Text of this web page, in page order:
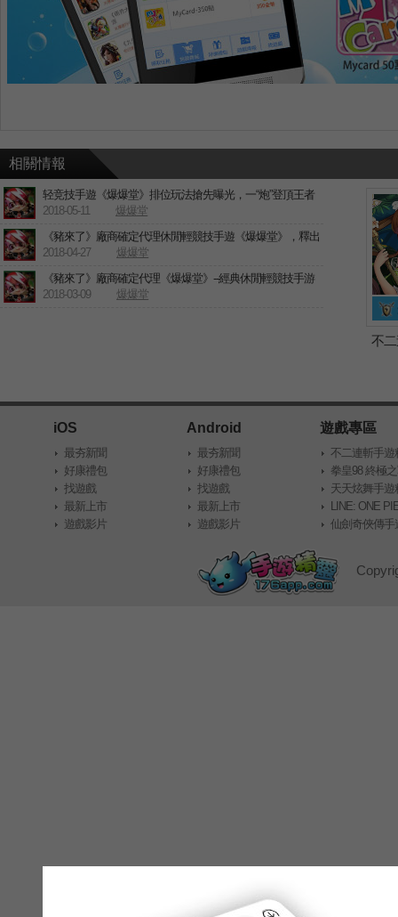
相關情報
轻竞技手遊《爆爆堂》排位玩法搶先曝光，一“炮”登頂王者
2018-05-11
爆爆堂
《豬來了》廠商確定代理休閒輕競技手遊《爆爆堂》，釋出
精美宣传影片。
2018-04-27
爆爆堂
《豬來了》廠商確定代理《爆爆堂》--經典休閒輕競技手游
宣傳影片提前釋出
2018-03-09 爆爆堂
不
iOS
最夯新聞
好康禮包
找遊戲
最新上市
遊戲影片
Android
最夯新聞
好康禮包
找遊戲
最新上市
遊戲影片
遊戲專區
不二連斬手遊
區
拳皇98 終極
靈wiki資料庫
天天炫舞手遊
區
LINE: ONE
靈wiki資料庫
仙劍奇俠傳手